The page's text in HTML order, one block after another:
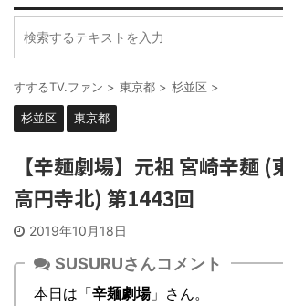
すするTV.ファン > 東京都 > 杉並区 >
杉並区 東京都
【辛麺劇場】元祖 宮崎辛麺
高円寺北) 第1443回
2019年10月18日
SUSURUさんコメント
本日は「辛麺劇場」さん。